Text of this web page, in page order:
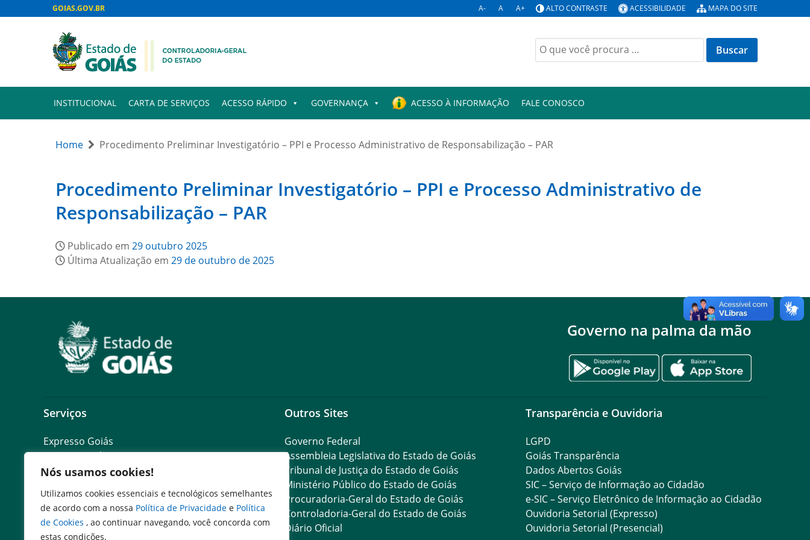
Nós usamos cookies!
Utilizamos cookies essenciais e tecnológicos semelhantes
de acordo com a nossa Política de Privacidade e Política
de Cookies , ao continuar navegando, você concorda com
estas condições.
GOIAS.GOV.BR A- A A+ ALTO CONTRASTE ACESSIBILIDADE MAPA DO SITE
Buscar
por:
INSTITUCIONAL CARTA DE SERVIÇOS ACESSO RÁPIDO GOVERNANÇA ACESSO À INFORMAÇÃO FALE CONOSCO
Home Procedimento Preliminar Investigatório – PPI e Processo Administrativo de Responsabilização – PAR
Procedimento Preliminar Investigatório – PPI e Processo Administrativo de
Responsabilização – PAR
Publicado em 29 outubro 2025
Última Atualização em 29 de outubro de 2025
Governo na palma da mão
Serviços
Expresso Goiás
Expresso Aplicações
Expresso Servidor
Cadastro de Autoridades
Escola de Governo
Agenda de Autoridades
Outros Sites
Governo Federal
Assembleia Legislativa do Estado de Goiás
Tribunal de Justiça do Estado de Goiás
Ministério Público do Estado de Goiás
Procuradoria-Geral do Estado de Goiás
Controladoria-Geral do Estado de Goiás
Diário Oficial
Transparência e Ouvidoria
LGPD
Goiás Transparência
Dados Abertos Goiás
SIC – Serviço de Informação ao Cidadão
e-SIC – Serviço Eletrônico de Informação ao Cidadão
Ouvidoria Setorial (Expresso)
Ouvidoria Setorial (Presencial)